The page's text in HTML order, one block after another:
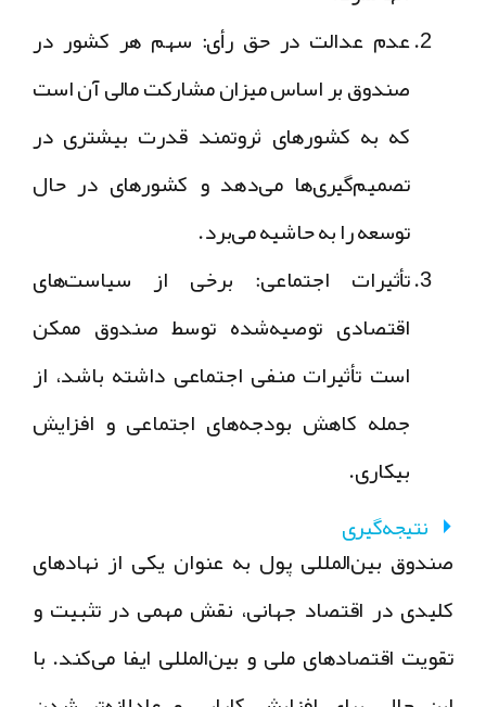
عدم عدالت در حق رأی:سهم هر کشور در
صندوق بر اساس میزان مشارکت مالی آن است
که به کشورهای ثروتمند قدرت بیشتری در
تصمیم‌گیری‌ها می‌دهد و کشورهای در حال
توسعه را به حاشیه می‌برد.
تأثیرات اجتماعی:برخی از سیاست‌های
اقتصادی توصیه‌شده توسط صندوق ممکن
است تأثیرات منفی اجتماعی داشته باشد، از
جمله کاهش بودجه‌های اجتماعی و افزایش
بیکاری.
نتیجه‌گیری
صندوق بین‌المللی پول به عنوان یکی از نهادهای
کلیدی در اقتصاد جهانی، نقش مهمی در تثبیت و
تقویت اقتصادهای ملی و بین‌المللی ایفا می‌کند. با